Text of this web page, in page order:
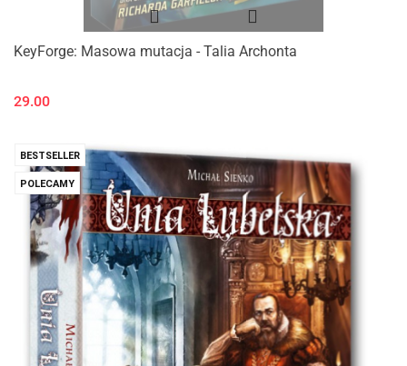
KeyForge: Masowa mutacja - Talia Archonta
29.00
BESTSELLER
POLECAMY